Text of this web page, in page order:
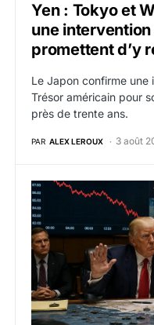
Yen : Tokyo et
une
promettent d’y
Le Japon confirme
Trésor américain pour
près de trente ans.
PAR ALEX LEROUX 3 août
Pétrole : le Brent